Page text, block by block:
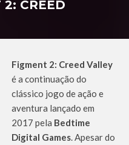
CREED
Figment 2: Creed Valley
é a continuação do
clássico jogo de ação e
aventura lançado em
2017 pela Bedtime
Digital Games. Apesar do